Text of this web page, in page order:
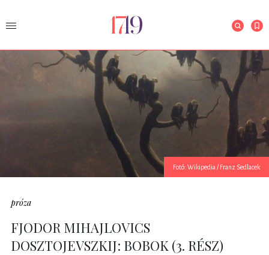
Fotó: Wikipedia / Franz Sedlacek
próza
FJODOR MIHAJLOVICS
DOSZTOJEVSZKIJ: BOBOK (3. RÉSZ)